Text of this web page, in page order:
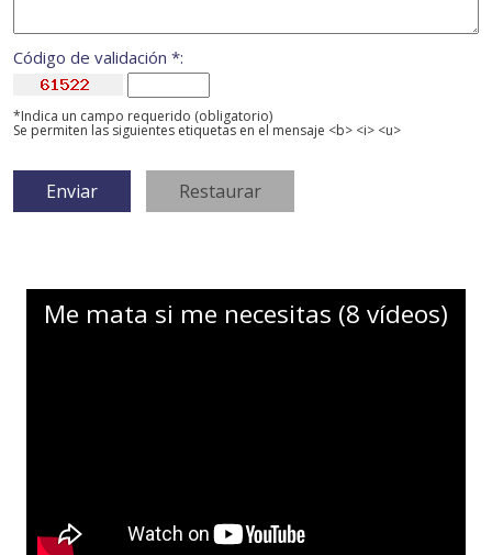
Código de validación *:
*Indica un campo requerido (obligatorio)
Se permiten las siguientes etiquetas en el mensaje <b> <i> <u>
Me mata si me necesitas (8 vídeos)